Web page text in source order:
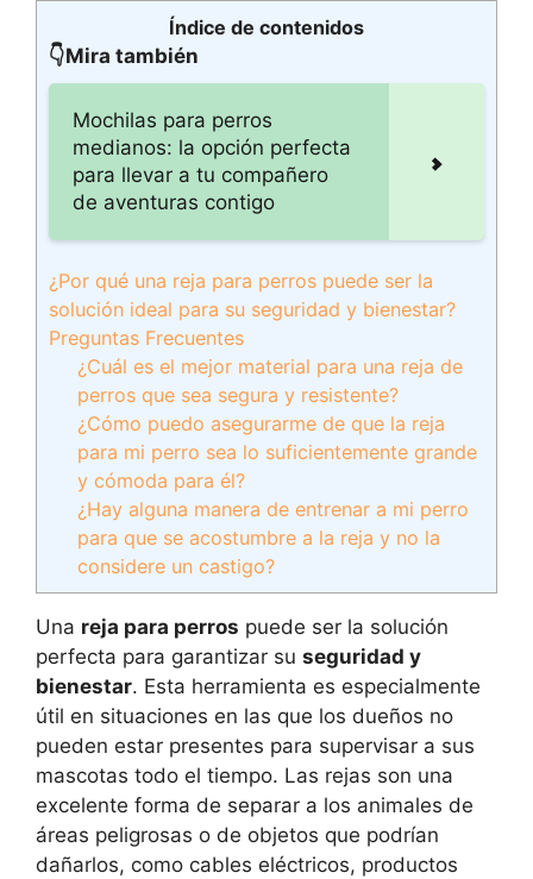
Índice de contenidos
👇Mira también
Mochilas para perros
medianos: la opción perfecta
para llevar a tu compañero
de aventuras contigo
¿Por qué una reja para perros puede ser la
solución ideal para su seguridad y bienestar?
Preguntas Frecuentes
¿Cuál es el mejor material para una reja de
perros que sea segura y resistente?
¿Cómo puedo asegurarme de que la reja
para mi perro sea lo suficientemente grande
y cómoda para él?
¿Hay alguna manera de entrenar a mi perro
para que se acostumbre a la reja y no la
considere un castigo?
Una reja para perros puede ser la solución
perfecta para garantizar su seguridad y
bienestar. Esta herramienta es especialmente
útil en situaciones en las que los dueños no
pueden estar presentes para supervisar a sus
mascotas todo el tiempo. Las rejas son una
excelente forma de separar a los animales de
áreas peligrosas o de objetos que podrían
dañarlos, como cables eléctricos, productos